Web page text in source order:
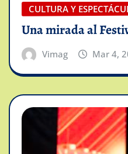
CULTURA Y
Una mirada al
Vimag Mar 4,